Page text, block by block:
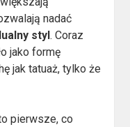
nadać
styl. Coraz
jako formę
jak tatuaż, tylko że
pierwsze, co